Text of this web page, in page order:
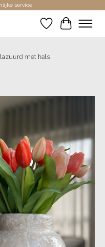
service!
Verlanglijst
met hals
Items